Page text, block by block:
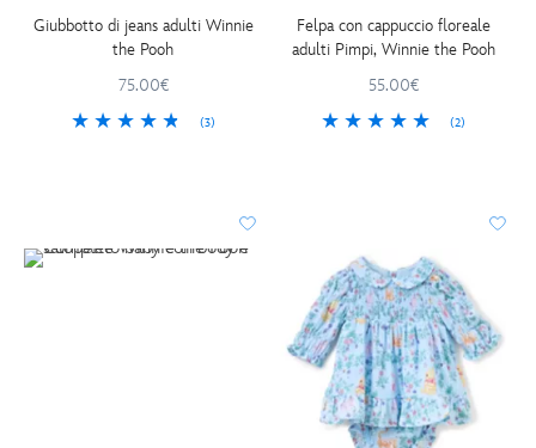
Giubbotto di jeans adulti Winnie
the Pooh
75.00€
(3)
Felpa con cappuccio floreale
adulti Pimpi, Winnie the Pooh
55.00€
(2)